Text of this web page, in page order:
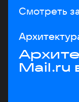
Смотреть
Mail.ru